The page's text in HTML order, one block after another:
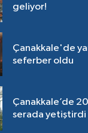
geliyor!
Çanakkale'de
seferber oldu
Çanakkale’de
serada yetiştirdi